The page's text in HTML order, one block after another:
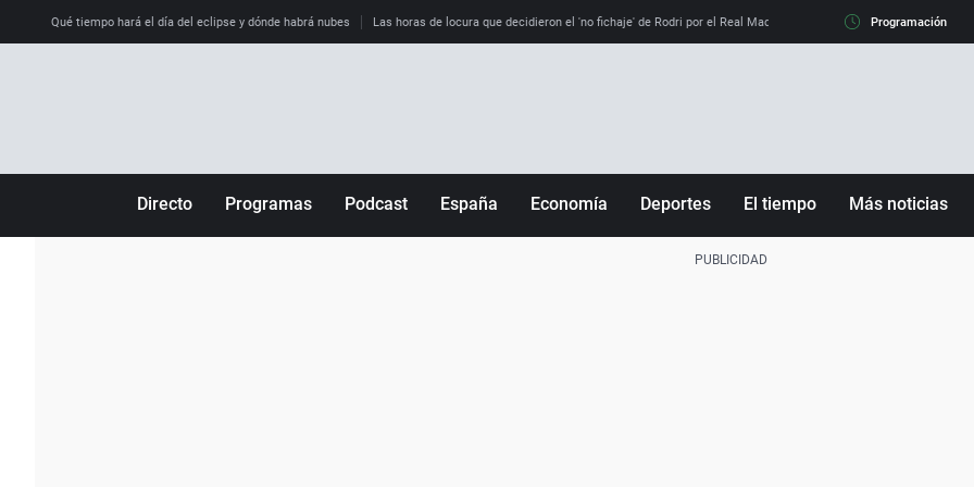
Qué tiempo hará el día del eclipse y dónde habrá nubes Las horas de locura que decidieron el 'no fichaje' de Rodri por el Real Madrid y su 'sí' al Barça La llamada
Programación
Directo Programas Podcast España Economía Deportes El tiempo Más noticias